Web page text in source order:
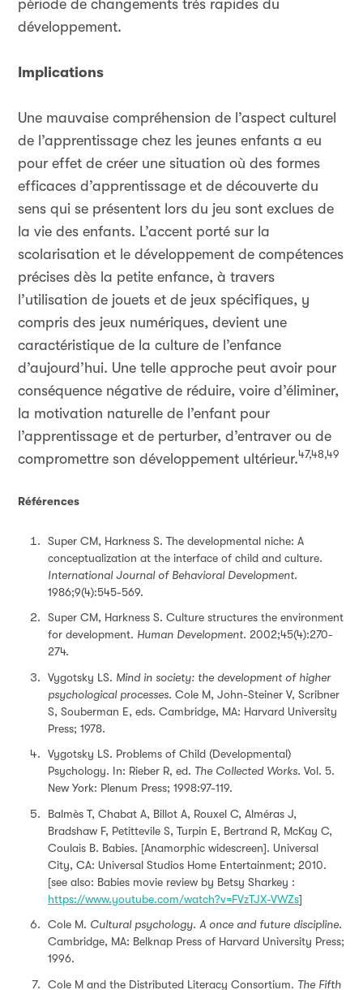
période de changements très rapides du
développement.
Implications
Une mauvaise compréhension de l’aspect culturel
de l’apprentissage chez les jeunes enfants a eu
pour effet de créer une situation où des formes
efficaces d’apprentissage et de découverte du
sens qui se présentent lors du jeu sont exclues de
la vie des enfants. L’accent porté sur la
scolarisation et le développement de compétences
précises dès la petite enfance, à travers
l’utilisation de jouets et de jeux spécifiques, y
compris des jeux numériques, devient une
caractéristique de la culture de l’enfance
d’aujourd’hui. Une telle approche peut avoir pour
conséquence négative de réduire, voire d’éliminer,
la motivation naturelle de l’enfant pour
l’apprentissage et de perturber, d’entraver ou de
compromettre son développement ultérieur.47,48,49
Références
Super CM, Harkness S. The developmental niche: A
conceptualization at the interface of child and culture.
International Journal of Behavioral Development.
1986;9(4):545-569.
Super CM, Harkness S. Culture structures the environment
for development. Human Development. 2002;45(4):270-
274.
Vygotsky LS. Mind in society: the development of higher
psychological processes. Cole M, John-Steiner V, Scribner
S, Souberman E, eds. Cambridge, MA: Harvard University
Press; 1978.
Vygotsky LS. Problems of Child (Developmental)
Psychology. In: Rieber R, ed. The Collected Works. Vol. 5.
New York: Plenum Press; 1998:97-119.
Balmès T, Chabat A, Billot A, Rouxel C, Alméras J,
Bradshaw F, Petittevile S, Turpin E, Bertrand R, McKay C,
Coulais B. Babies. [Anamorphic widescreen]. Universal
City, CA: Universal Studios Home Entertainment; 2010.
[see also: Babies movie review by Betsy Sharkey :
https://www.youtube.com/watch?v=FVzTJX-VWZs]
Cole M. Cultural psychology. A once and future discipline.
Cambridge, MA: Belknap Press of Harvard University Press;
1996.
Cole M and the Distributed Literacy Consortium. The Fifth